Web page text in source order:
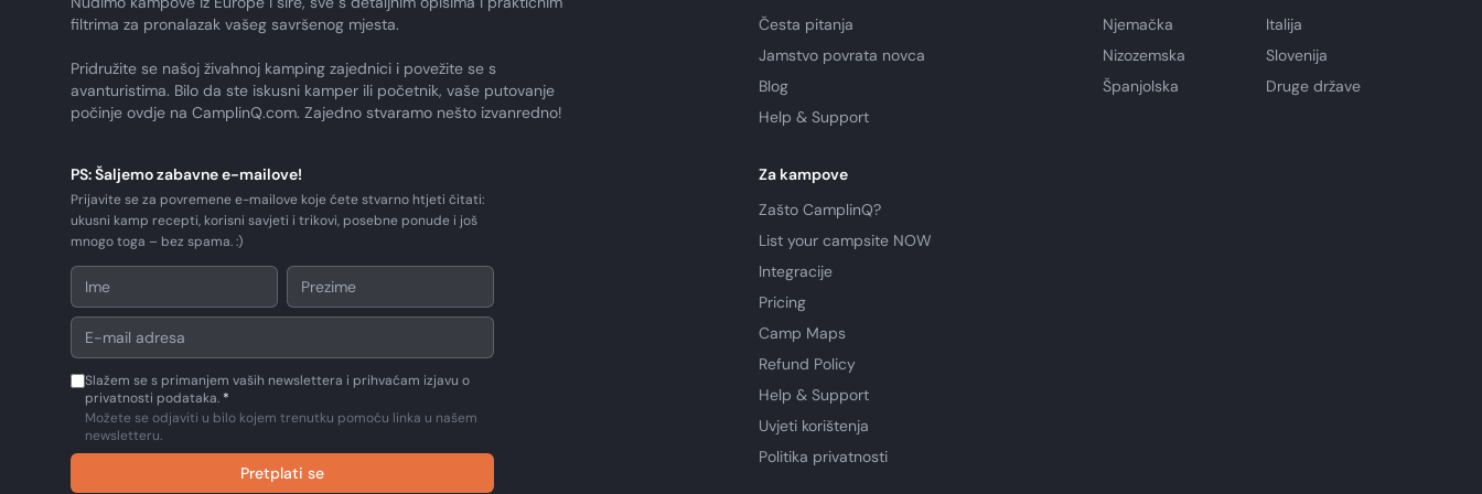
filtrima za pronalazak vašeg savršenog mjesta.
Pridružite se našoj živahnoj kamping zajednici i povežite se s
avanturistima. Bilo da ste iskusni kamper ili početnik, vaše putovanje
počinje ovdje na CamplinQ.com. Zajedno stvaramo nešto izvanredno!
Česta pitanja
Jamstvo povrata novca
Blog
Help & Support
Njemačka
Italija
Nizozemska
Slovenija
Španjolska
Druge države
PS: Šaljemo zabavne e-mailove!
Prijavite se za povremene e-mailove koje ćete stvarno htjeti čitati:
ukusni kamp recepti, korisni savjeti i trikovi, posebne ponude i još
mnogo toga – bez spama. :)
Slažem se s primanjem vaših newslettera i prihvaćam izjavu o
privatnosti podataka. *
Možete se odjaviti u bilo kojem trenutku pomoću linka u našem
newsletteru.
Pretplati se
Za kampove
Zašto CamplinQ?
List your campsite NOW
Integracije
Pricing
Camp Maps
Refund Policy
Help & Support
Uvjeti korištenja
Politika privatnosti